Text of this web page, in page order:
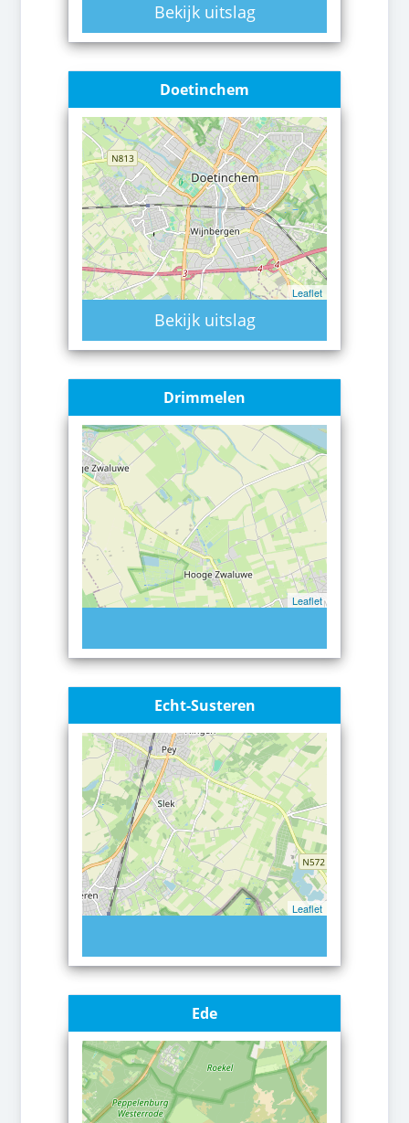
Bekijk uitslag
Doetinchem
Leaflet
Bekijk uitslag
Drimmelen
Leaflet
Echt-Susteren
Leaflet
Ede